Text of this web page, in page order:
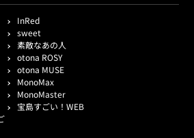
InRed
sweet
素敵なあの人
otona ROSY
otona MUSE
MonoMax
MonoMaster
宝島すごい！WEB